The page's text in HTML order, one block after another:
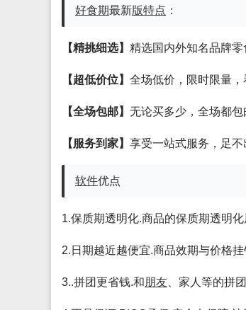
好食期最新版特点 ：
【精挑细选】 精选国内外知名品牌零
【超低价位】 全场低价，限时限量，
【全场包邮】 无论买多少，全场都包
【服务到家】 享受一站式服务，足不
软件优点
1.保质期透明化.商品的保质期透明化
2.日期越近越便宜.商品效期与价格
3..拼团更省钱.和朋友 、家人等的拼